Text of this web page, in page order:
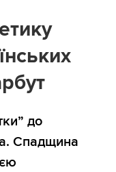
до
Спадщина